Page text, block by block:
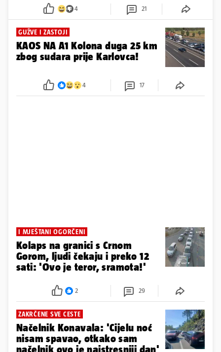
4 21
GUŽVE I ZASTOJI
KAOS NA A1 Kolona duga 25 km
zbog sudara prije Karlovca!
4 17
I MJEŠTANI OGORČENI
Kolaps na granici s Crnom
Gorom, ljudi čekaju i preko 12
sati: 'Ovo je teror, sramota!'
2 29
ZAKRČENE SVE CESTE
Načelnik Konavala: 'Cijelu noć
nisam spavao, otkako sam
načelnik ovo je najstresniji dan'